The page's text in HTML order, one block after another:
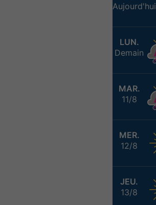
Aujourd'hui
LUN.
Demain
MAR.
11/8
MER.
12/8
JEU.
13/8